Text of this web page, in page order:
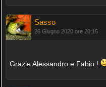
Sasso
26 Giugno 2020 ore 20:15
Grazie Alessandro e Fabio !